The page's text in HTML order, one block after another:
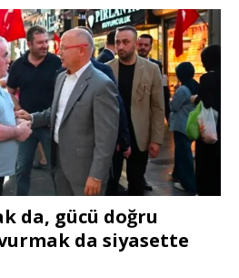
da, gücü doğru
da siyasette